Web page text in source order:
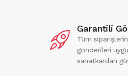
Garantili
Tüm
gönderileri
sanatkardan